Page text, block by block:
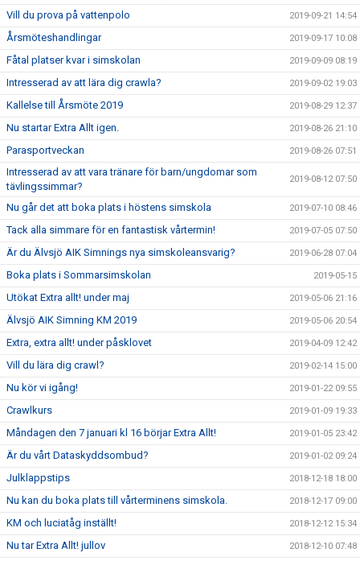
Vill du prova på vattenpolo 2019-09-21 14:54
Årsmöteshandlingar 2019-09-17 10:08
Fåtal platser kvar i simskolan 2019-09-09 08:19
Intresserad av att lära dig crawla? 2019-09-02 19:03
Kallelse till Årsmöte 2019 2019-08-29 12:37
Nu startar Extra Allt igen. 2019-08-26 21:10
Parasportveckan 2019-08-26 07:51
Intresserad av att vara tränare för barn/ungdomar som
tävlingssimmar?
2019-08-12 07:50
Nu går det att boka plats i höstens simskola 2019-07-10 08:46
Tack alla simmare för en fantastisk vårtermin! 2019-07-05 07:50
Är du Älvsjö AIK Simnings nya simskoleansvarig? 2019-06-28 07:04
Boka plats i Sommarsimskolan 2019-05-15
Utökat Extra allt! under maj 2019-05-06 21:16
Älvsjö AIK Simning KM 2019 2019-05-06 20:54
Extra, extra allt! under påsklovet 2019-04-09 12:42
Vill du lära dig crawl? 2019-02-14 15:00
Nu kör vi igång! 2019-01-22 09:55
Crawlkurs 2019-01-09 19:33
Måndagen den 7 januari kl 16 börjar Extra Allt! 2019-01-05 23:42
Är du vårt Dataskyddsombud? 2019-01-02 09:24
Julklappstips 2018-12-18 18:00
Nu kan du boka plats till vårterminens simskola. 2018-12-17 09:00
KM och luciatåg inställt! 2018-12-12 15:34
Nu tar Extra Allt! jullov 2018-12-10 07:48